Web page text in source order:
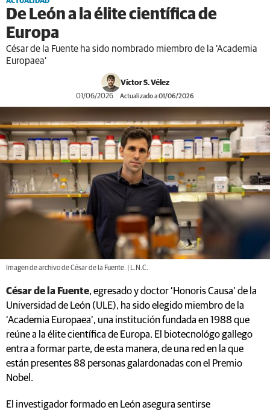
De León a la élite científica de
Europa
César de la Fuente ha sido nombrado miembro de la 'Academia
Europaea'
Víctor S. Vélez
01/06/2026 Actualizado a 01/06/2026
Imagen de archivo de César de la Fuente. | L.N.C.
César de la Fuente, egresado y doctor ‘Honoris Causa’ de la
Universidad de León (ULE), ha sido elegido miembro de la
‘Academia Europaea’, una institución fundada en 1988 que
reúne a la élite científica de Europa. El biotecnológo gallego
entra a formar parte, de esta manera, de una red en la que
están presentes 88 personas galardonadas con el Premio
Nobel.
El investigador formado en León asegura sentirse